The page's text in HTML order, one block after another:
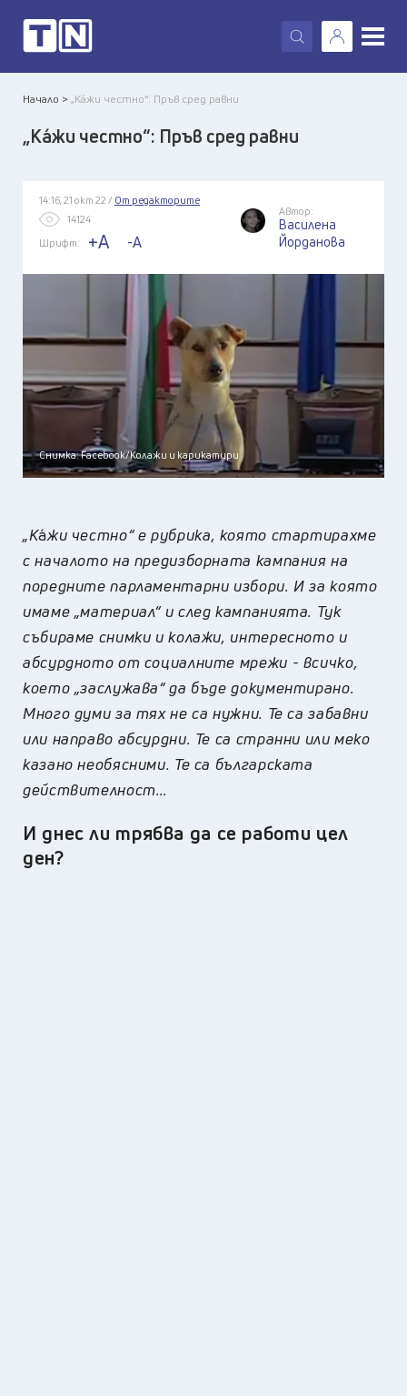
X
Начало >„Ка́жи честно“: Пръв сред равни
„Ка́жи честно“: Пръв сред равни
14:16, 21 окт 22 / От редакторите
14124
Шрифт:
+A -A
Автор:
Василена
Йорданова
Снимка: Facebook/Колажи и карикатури
„Ка́жи честно“ е рубрика, която стартирахме
с началото на предизборната кампания на
поредните парламентарни избори. И за която
имаме „материал“ и след кампанията. Тук
събираме снимки и колажи, интересното и
абсурдното от социалните мрежи - всичко,
което „заслужава“ да бъде документирано.
Много думи за тях не са нужни. Те са забавни
или направо абсурдни. Те са странни или меко
казано необясними. Те са българската
действителност…
И днес ли трябва да се работи цел
ден?